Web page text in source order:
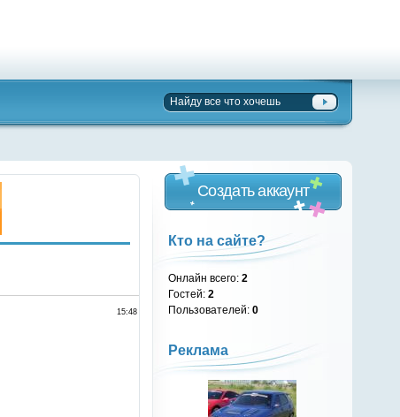
15:48
Создать аккаунт
Кто на сайте?
Онлайн всего:2
Гостей:2
Пользователей:0
Реклама